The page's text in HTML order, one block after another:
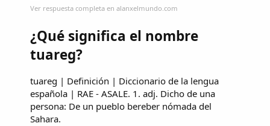
Ver respuesta completa en alanxelmundo.com
¿Qué significa el nombre
tuareg?
tuareg | Definición | Diccionario de la lengua
española | RAE - ASALE. 1. adj. Dicho de una
persona: De un pueblo bereber nómada del
Sahara.